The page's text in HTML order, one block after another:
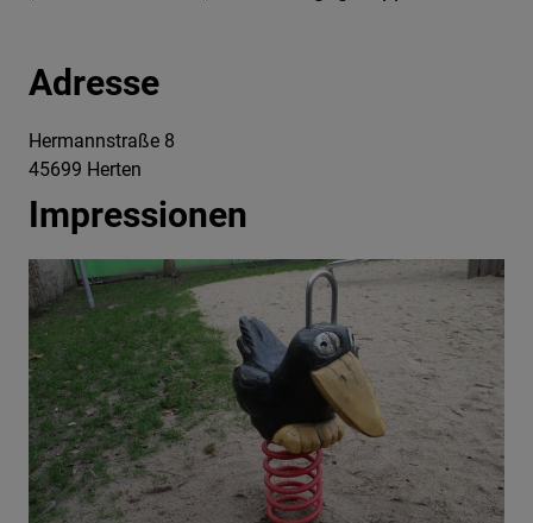
Adresse
Hermannstraße 8
45699 Herten
Impressionen